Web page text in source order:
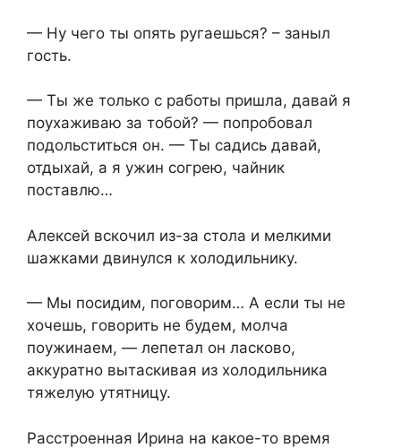
— Ну чего ты опять ругаешься? – заныл
гость.
— Ты же только с работы пришла, давай я
поухаживаю за тобой? — попробовал
подольститься он. — Ты садись давай,
отдыхай, а я ужин согрею, чайник
поставлю…
Алексей вскочил из-за стола и мелкими
шажками двинулся к холодильнику.
— Мы посидим, поговорим… А если ты не
хочешь, говорить не будем, молча
поужинаем, — лепетал он ласково,
аккуратно вытаскивая из холодильника
тяжелую утятницу.
Расстроенная Ирина на какое-то время